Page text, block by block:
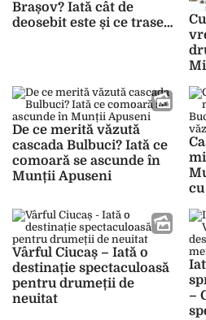
Brașov? Iată cât de
deosebit este și ce trasee
De ce merită văzută
cascada Bulbuci? Iată ce
comoară se ascunde în
Munții Apuseni
Vârful Ciucaș – Iată o
destinație spectaculoasă
pentru drumeții de
neuitat
–